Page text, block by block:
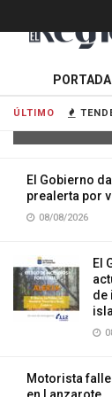
ÚLTIMO
situación
El Gobierno
prealerta por
08/08/2026
El
de
Motorista
PORTADA